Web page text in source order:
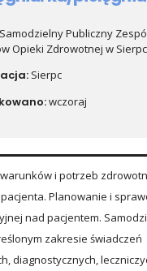
Samodzielny Publiczny
Opieki Zdrowotnej w
Sierpc
wczoraj
i potrzeb
Planowanie i
nad pacjentem.
zakresie świadczeń
diagnostycznych,